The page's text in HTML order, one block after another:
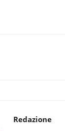
Redazione